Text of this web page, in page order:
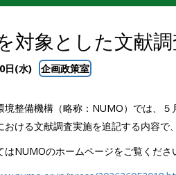
対象とした文献
日(水) 企画政策室
境整備機構（略称：NUMO）では、
おける文献調査実施を追記する内容で
はNUMOのホームページをご覧くださ